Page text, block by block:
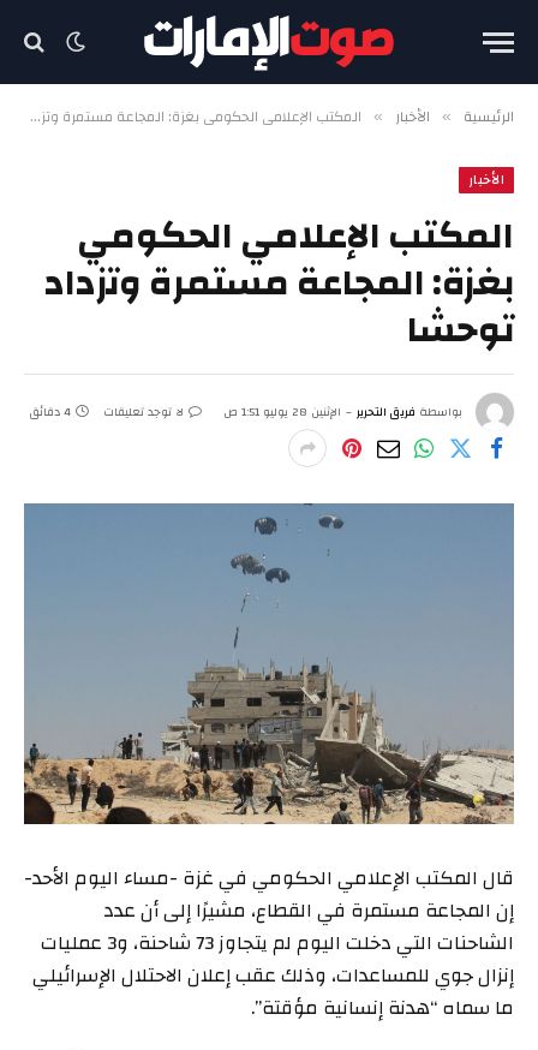
الرئيسية » الأخبار » المكتب الإعلامي الحكومي بغزة: المجاعة مستمرة وتزداد توحشا
الأخبار
المكتب الإعلامي الحكومي
بغزة: المجاعة مستمرة وتزداد
توحشا
بواسطة فريق التحرير الإثنين 28 يوليو 1:51 ص لا توجد تعليقات 4 دقائق
قال المكتب الإعلامي الحكومي في غزة -مساء اليوم الأحد-
إن المجاعة مستمرة في القطاع، مشيرًا إلى أن عدد
الشاحنات التي دخلت اليوم لم يتجاوز 73 شاحنة، و3 عمليات
إنزال جوي للمساعدات، وذلك عقب إعلان الاحتلال الإسرائيلي
ما سماه “هدنة إنسانية مؤقتة”.